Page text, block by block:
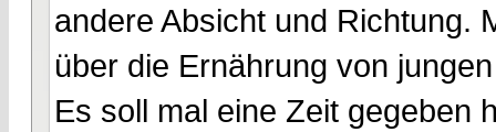
andere Absicht und Richtung.
über die Ernährung von
Es soll mal eine Zeit gegeben